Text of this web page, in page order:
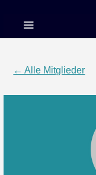
← Alle Mitglieder